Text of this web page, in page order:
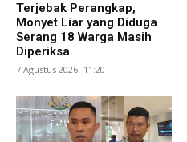
Terjebak Perangkap,
Monyet Liar yang Diduga
Serang 18 Warga Masih
Diperiksa
7 Agustus 2026 -11:20